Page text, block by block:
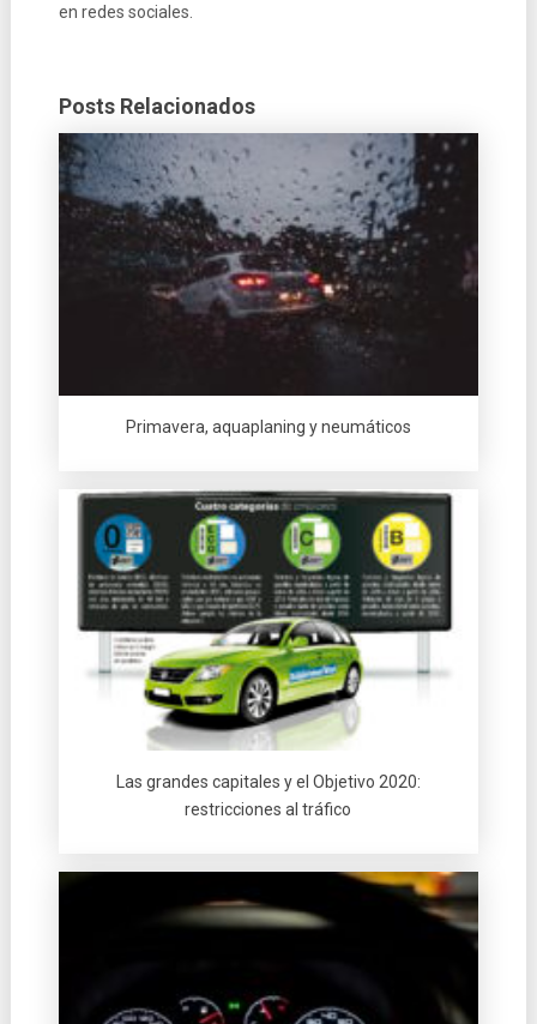
en redes sociales.
Posts Relacionados
Primavera, aquaplaning y neumáticos
Las grandes capitales y el Objetivo 2020:
restricciones al tráfico